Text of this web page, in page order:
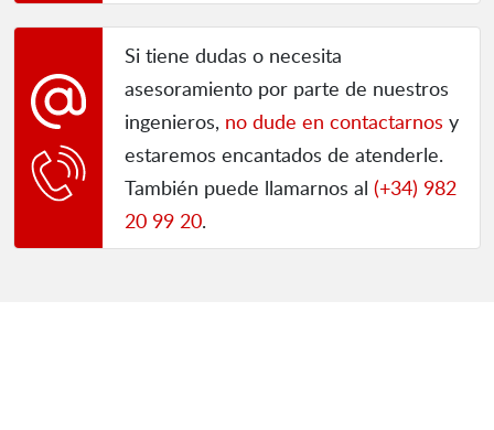
Si tiene dudas o necesita
asesoramiento por parte de nuestros
ingenieros, no dude en contactarnos y
estaremos encantados de atenderle.
También puede llamarnos al (+34) 982
20 99 20.